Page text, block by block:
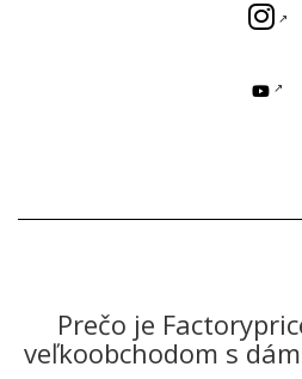
Prečo je
veľkoobchodom s